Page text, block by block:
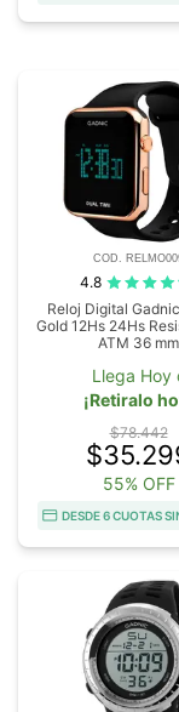
COD.
4.8
Reloj Digital
Gold 12Hs 24Hs
ATM 36 mm
Llega Hoy
¡Retiralo
$78.442
55% OFF
DESDE 6 CUOTAS